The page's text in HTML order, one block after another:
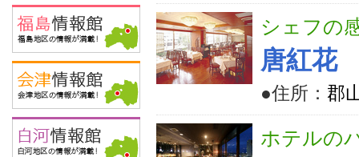
シェフの
唐紅花
●住所： 郡
ホテルの